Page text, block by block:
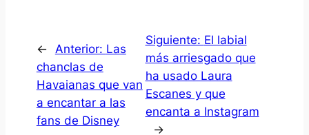
← Anterior: Las
chanclas de
Havaianas que van
a encantar a las
fans de Disney
Siguiente: El labial
más arriesgado que
ha usado Laura
Escanes y que
encanta a Instagram
→